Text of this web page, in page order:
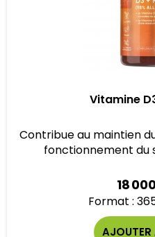
Vitamine
Contribue au maintien
fonctionnement du
18
Format :
AJOUTER